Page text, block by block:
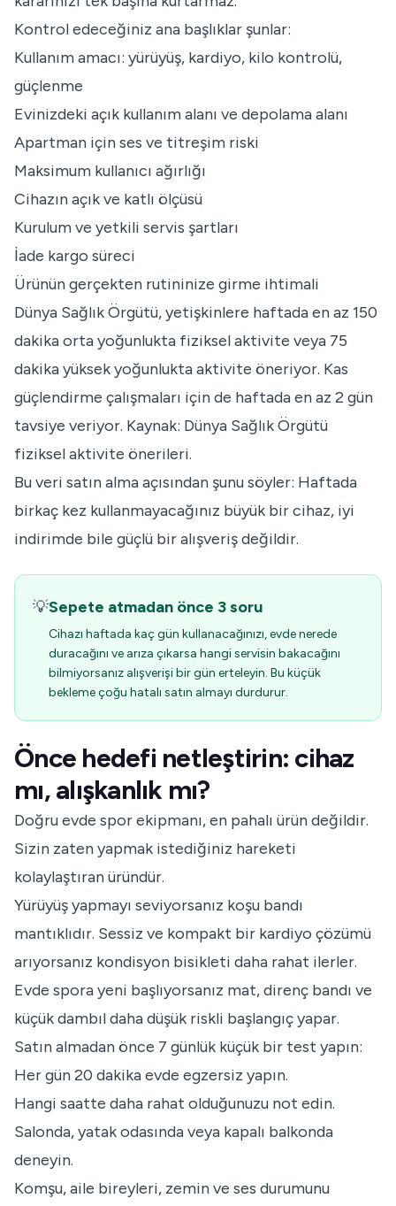
Kontrol edeceğiniz ana başlıklar şunlar:
Kullanım amacı: yürüyüş, kardiyo, kilo kontrolü,
güçlenme
Evinizdeki açık kullanım alanı ve depolama alanı
Apartman için ses ve titreşim riski
Maksimum kullanıcı ağırlığı
Cihazın açık ve katlı ölçüsü
Kurulum ve yetkili servis şartları
İade kargo süreci
Ürünün gerçekten rutininize girme ihtimali
Dünya Sağlık Örgütü, yetişkinlere haftada en az 150
dakika orta yoğunlukta fiziksel aktivite veya 75
dakika yüksek yoğunlukta aktivite öneriyor. Kas
güçlendirme çalışmaları için de haftada en az 2 gün
tavsiye veriyor. Kaynak: Dünya Sağlık Örgütü
fiziksel aktivite önerileri.
Bu veri satın alma açısından şunu söyler: Haftada
birkaç kez kullanmayacağınız büyük bir cihaz, iyi
indirimde bile güçlü bir alışveriş değildir.
💡Sepete atmadan önce 3 soru
Cihazı haftada kaç gün kullanacağınızı, evde nerede
duracağını ve arıza çıkarsa hangi servisin bakacağını
bilmiyorsanız alışverişi bir gün erteleyin. Bu küçük
bekleme çoğu hatalı satın almayı durdurur.
Önce hedefi netleştirin: cihaz
mı, alışkanlık mı?
Doğru evde spor ekipmanı, en pahalı ürün değildir.
Sizin zaten yapmak istediğiniz hareketi
kolaylaştıran üründür.
Yürüyüş yapmayı seviyorsanız koşu bandı
mantıklıdır. Sessiz ve kompakt bir kardiyo çözümü
arıyorsanız kondisyon bisikleti daha rahat ilerler.
Evde spora yeni başlıyorsanız mat, direnç bandı ve
küçük dambıl daha düşük riskli başlangıç yapar.
Satın almadan önce 7 günlük küçük bir test yapın:
Her gün 20 dakika evde egzersiz yapın.
Hangi saatte daha rahat olduğunuzu not edin.
Salonda, yatak odasında veya kapalı balkonda
deneyin.
Komşu, aile bireyleri, zemin ve ses durumunu